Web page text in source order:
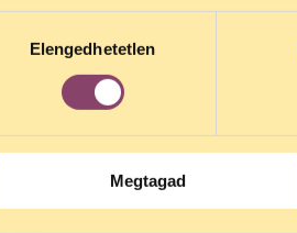
Elengedhetetlen
Megtagad